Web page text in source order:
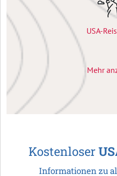
USA-
Mehr
Kostenloser
Informationen zu